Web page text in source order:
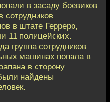
в засаду боевиков
сотрудников
в штате Герреро,
11 полицейских.
группа сотрудников
машинах попала в
в сторону
найдены